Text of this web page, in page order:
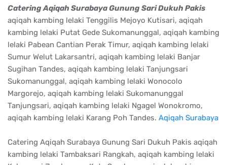
Catering Aqiqah Surabaya Gunung Sari Dukuh Pakis
aqiqah kambing lelaki Tenggilis Mejoyo Kutisari, aqiqah
kambing lelaki Putat Gede Sukomanunggal, aqiqah kambing
lelaki Pabean Cantian Perak Timur, aqiqah kambing lelaki
Sumur Welut Lakarsantri, aqiqah kambing lelaki Banjar
Sugihan Tandes, aqiqah kambing lelaki Tanjungsari
Sukomanunggal, aqiqah kambing lelaki Wonocolo
Margorejo, aqiqah kambing lelaki Sukomanunggal
Tanjungsari, aqiqah kambing lelaki Ngagel Wonokromo,
aqiqah kambing lelaki Karang Poh Tandes. Aqiqah Surabaya
Catering Aqiqah Surabaya Gunung Sari Dukuh Pakis aqiqah
kambing lelaki Tambaksari Rangkah, aqiqah kambing lelaki